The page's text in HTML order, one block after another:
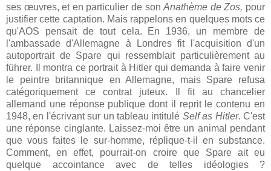
ses œuvres, et en particulier de sonAnathème de Zos, pour
justifier cette captation. Mais rappelons en quelques mots ce
qu'AOS pensait de tout cela. En 1936, un membre de
l'ambassade d'Allemagne à Londres fit l'acquisition d'un
autoportrait de Spare qui ressemblait particulièrement au
führer. Il montra ce portrait à Hitler qui demanda à faire venir
le peintre britannique en Allemagne, mais Spare refusa
catégoriquement ce contrat juteux. Il fit au chancelier
allemand une réponse publique dont il reprit le contenu en
1948, en l'écrivant sur un tableau intitulé Self as Hitler. C'est
une réponse cinglante. Laissez-moi être un animal pendant
que vous faites le sur-homme, réplique-t-il en substance.
Comment, en effet, pourrait-on croire que Spare ait eu
quelque accointance avec de telles idéologies ?